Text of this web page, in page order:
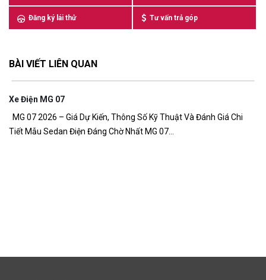
Đăng ký lái thử Tư vấn trả góp
BÀI VIẾT LIÊN QUAN
Đánh Giá Chi